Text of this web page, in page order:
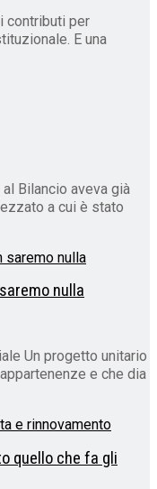
contributi per
E una
Bilancio aveva già
a cui è stato
nulla
Un progetto unitario
e che dia
quello che fa gli